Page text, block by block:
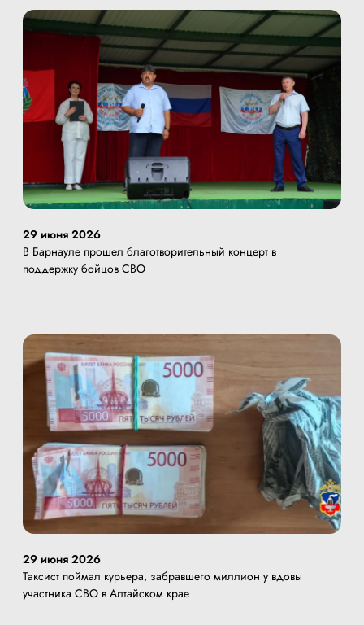
29 июня 2026
В Барнауле прошел благотворительный концерт в
поддержку бойцов СВО
29 июня 2026
Таксист поймал курьера, забравшего миллион у вдовы
участника СВО в Алтайском крае